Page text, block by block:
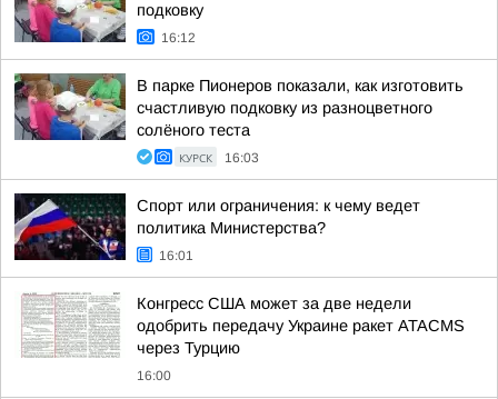
подковку
16:12
В парке Пионеров показали, как изготовить
счастливую подковку из разноцветного
солёного теста
КУРСК 16:03
Спорт или ограничения: к чему ведет
политика Министерства?
16:01
Конгресс США может за две недели
одобрить передачу Украине ракет ATACMS
через Турцию
16:00